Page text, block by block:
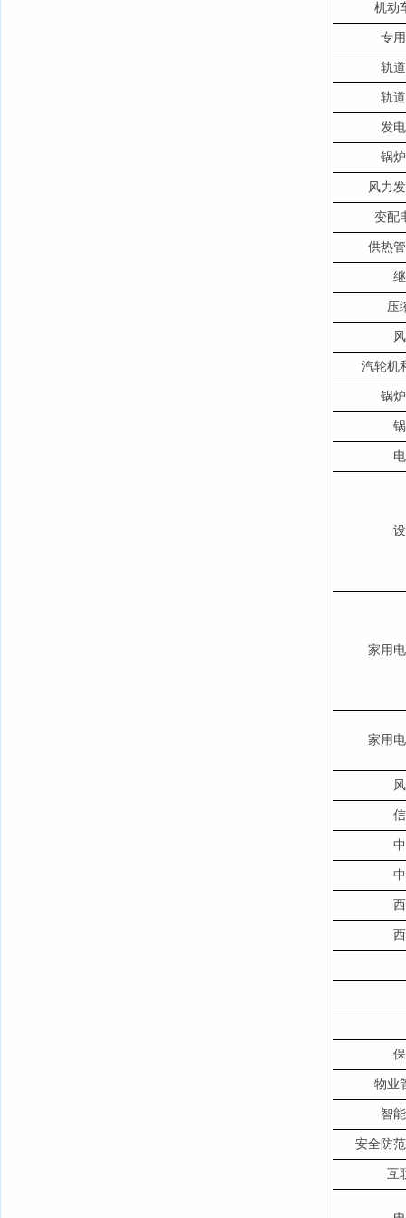
机动
专
轨
轨
发
锅
风力
变配
供热
压
汽轮机
锅
家用
家用
物业
智
安全防
互